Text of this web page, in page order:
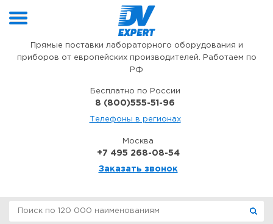
Прямые поставки лабораторного оборудования и
приборов от европейских производителей. Работаем по
РФ
Бесплатно по России
8 (800)555-51-96
Телефоны в регионах
Москва
+7 495 268-08-54
Заказать звонок